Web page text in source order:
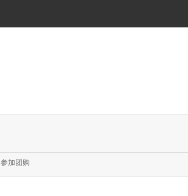
参加团购